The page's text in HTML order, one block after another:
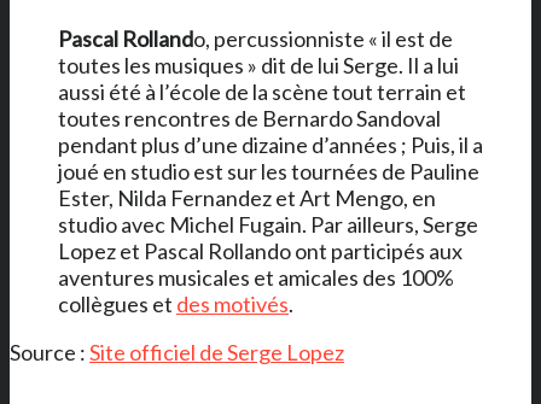
Pascal Rollando, percussionniste « il est de
toutes les musiques » dit de lui Serge. Il a lui
aussi été à l’école de la scène tout terrain et
toutes rencontres de Bernardo Sandoval
pendant plus d’une dizaine d’années ; Puis, il a
joué en studio est sur les tournées de Pauline
Ester, Nilda Fernandez et Art Mengo, en
studio avec Michel Fugain. Par ailleurs, Serge
Lopez et Pascal Rollando ont participés aux
aventures musicales et amicales des 100%
collègues et des motivés.
Source :Site officiel de Serge Lopez